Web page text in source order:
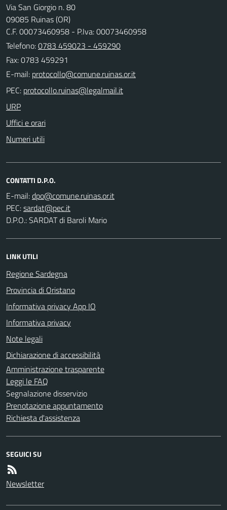
Via San Giorgio n. 80
09085 Ruinas (OR)
C.F. 00073460958 - P.Iva: 00073460958
Telefono:0783 459023 - 459290
Fax: 0783 459291
E-mail:
PEC:
URP
Uffici e orari
Numeri utili
CONTATTI D.P.O.
E-mail:
PEC:
D.P.O.: SARDAT di Baroli Mario
LINK UTILI
Regione Sardegna
Provincia di Oristano
Informativa privacy App IO
Informativa privacy
Note legali
Dichiarazione di accessibilità
Amministrazione trasparente
Leggi le FAQ
Segnalazione disservizio
Prenotazione appuntamento
Richiesta d'assistenza
SEGUICI SU
Newsletter